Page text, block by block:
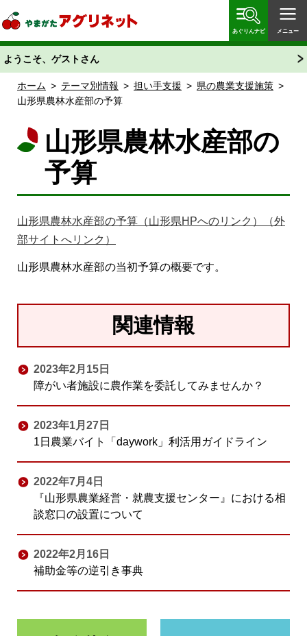
「あぐりん」
あぐりんナビ メニュー
ようこそ、ゲストさん
ホーム > テーマ別情報 > 担い手支援 > 県の農業支援施策 >
山形県農林水産部の予算
山形県農林水産部の
予算
山形県農林水産部の予算（山形県HPへのリンク）（外
部サイトへリンク）
山形県農林水産部の当初予算の概要です。
関連情報
2023年2月15日
障がい者施設に農作業を委託してみませんか？
2023年1月27日
1日農業バイト「daywork」利活用ガイドライン
2022年7月4日
『山形県農業経営・就農支援センター』における相
談窓口の設置について
2022年2月16日
補助金等の逆引き事典